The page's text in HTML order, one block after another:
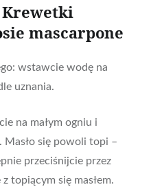
Krewetki
mascarpone
wstawcie wodę na
uznania.
na małym ogniu i
Masło się powoli topi –
przeciśnijcie przez
topiącym się masłem.